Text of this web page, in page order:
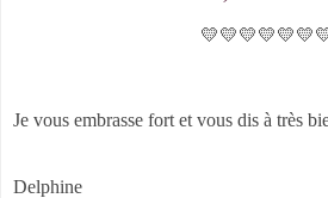
Je vous embrasse fort et vous dis à très
Delphine